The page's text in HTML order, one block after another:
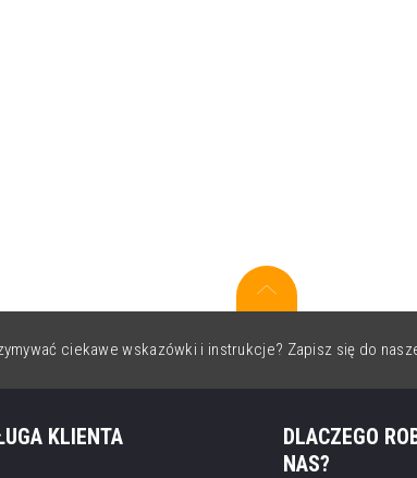
ciekawe wskazówki i instrukcje? Zapisz się do
KLIENTA
DLACZEGO
NAS?